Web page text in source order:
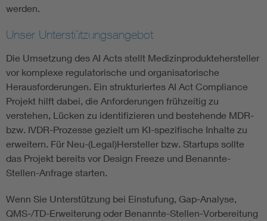
werden.
Unser Unterstützungsangebot
Die Umsetzung des AI Acts stellt Medizinproduktehersteller
vor komplexe regulatorische und organisatorische
Herausforderungen. Ein strukturiertes AI Act Compliance
Projekt hilft dabei, die Anforderungen frühzeitig zu
verstehen, Lücken zu identifizieren und bestehende MDR-
bzw. IVDR-Prozesse gezielt um KI-spezifische Inhalte zu
erweitern. Für Neu-(Legal)Hersteller bzw. Startups sollte
das Projekt bereits vor Design Freeze und Benannte-
Stellen-Anfrage starten.
Wenn Sie Unterstützung bei Einstufung, Gap-Analyse,
QMS-/TD-Erweiterung oder Benannte-Stellen-Vorbereitung